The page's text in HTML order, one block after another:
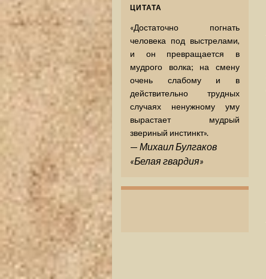
ЦИТАТА
«Достаточно погнать
человека под выстрелами,
и он превращается в
мудрого волка; на смену
очень слабому и в
действительно трудных
случаях ненужному уму
вырастает мудрый
звериный инстинкт».
— Михаил Булгаков
«Белая гвардия»